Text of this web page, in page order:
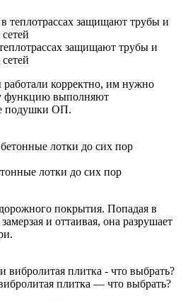
защищают трубы и
корректно, им нужно
функцию выполняют
подушки ОП.
лотки до сих пор
покрытия. Попадая в
и оттаивая, она разрушает
плитка — что выбрать?